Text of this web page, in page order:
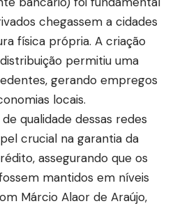
chegassem a cidades
física própria. A criação
permitiu uma
gerando empregos
locais.
qualidade dessas redes
crucial na garantia da
assegurando que os
mantidos em níveis
Márcio Alaor de Araújo,